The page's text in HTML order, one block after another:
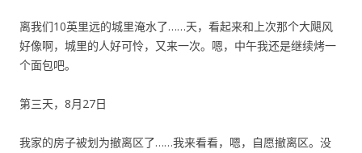
离我们10英里远的城里淹水了……天，看起来和上次那个大飓风
好像啊，城里的人好可怜，又来一次。嗯，中午我还是继续烤一
个面包吧。
第三天，8月27日
我家的房子被划为撤离区了……我来看看，嗯，自愿撤离区。没